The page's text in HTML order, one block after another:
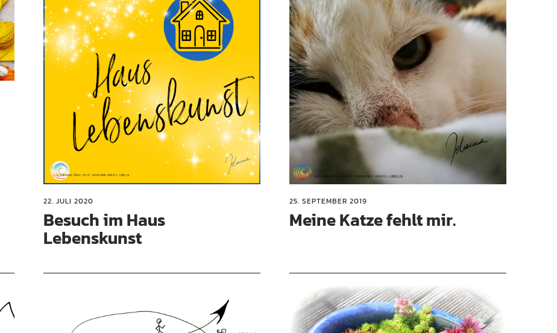
22. JULI 2020
Besuch im Haus
Lebenskunst
25. SEPTEMBER 2019
Meine Katze fehlt mir.